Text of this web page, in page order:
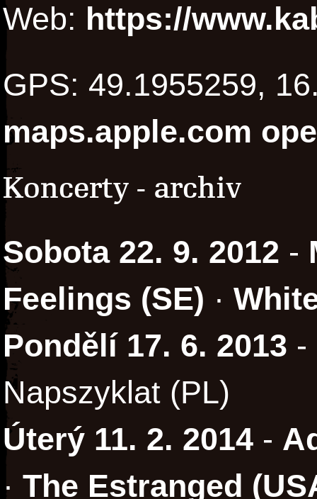
Web: https://
GPS: 49.1955259,
maps.apple.com
Koncerty - archiv
Sobota 22. 9. 2012 -
Feelings (SE) ·
Pondělí 17. 6. 2013 -
Napszyklat (PL)
Úterý 11. 2. 2014 -
· The Estranged